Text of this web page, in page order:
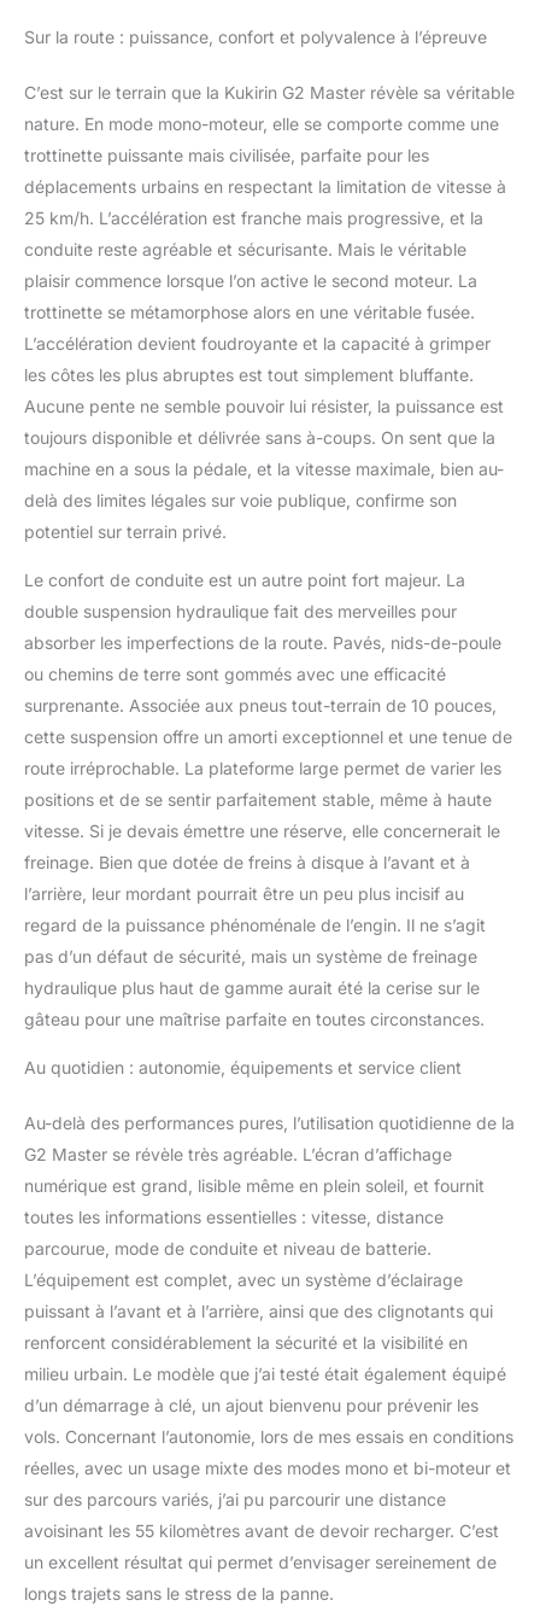
Sur la route : puissance, confort et polyvalence à l’épreuve
C’est sur le terrain que la Kukirin G2 Master révèle sa véritable
nature. En mode mono-moteur, elle se comporte comme une
trottinette puissante mais civilisée, parfaite pour les
déplacements urbains en respectant la limitation de vitesse à
25 km/h. L’accélération est franche mais progressive, et la
conduite reste agréable et sécurisante. Mais le véritable
plaisir commence lorsque l’on active le second moteur. La
trottinette se métamorphose alors en une véritable fusée.
L’accélération devient foudroyante et la capacité à grimper
les côtes les plus abruptes est tout simplement bluffante.
Aucune pente ne semble pouvoir lui résister, la puissance est
toujours disponible et délivrée sans à-coups. On sent que la
machine en a sous la pédale, et la vitesse maximale, bien au-
delà des limites légales sur voie publique, confirme son
potentiel sur terrain privé.
Le confort de conduite est un autre point fort majeur. La
double suspension hydraulique fait des merveilles pour
absorber les imperfections de la route. Pavés, nids-de-poule
ou chemins de terre sont gommés avec une efficacité
surprenante. Associée aux pneus tout-terrain de 10 pouces,
cette suspension offre un amorti exceptionnel et une tenue de
route irréprochable. La plateforme large permet de varier les
positions et de se sentir parfaitement stable, même à haute
vitesse. Si je devais émettre une réserve, elle concernerait le
freinage. Bien que dotée de freins à disque à l’avant et à
l’arrière, leur mordant pourrait être un peu plus incisif au
regard de la puissance phénoménale de l’engin. Il ne s’agit
pas d’un défaut de sécurité, mais un système de freinage
hydraulique plus haut de gamme aurait été la cerise sur le
gâteau pour une maîtrise parfaite en toutes circonstances.
Au quotidien : autonomie, équipements et service client
Au-delà des performances pures, l’utilisation quotidienne de la
G2 Master se révèle très agréable. L’écran d’affichage
numérique est grand, lisible même en plein soleil, et fournit
toutes les informations essentielles : vitesse, distance
parcourue, mode de conduite et niveau de batterie.
L’équipement est complet, avec un système d’éclairage
puissant à l’avant et à l’arrière, ainsi que des clignotants qui
renforcent considérablement la sécurité et la visibilité en
milieu urbain. Le modèle que j’ai testé était également équipé
d’un démarrage à clé, un ajout bienvenu pour prévenir les
vols. Concernant l’autonomie, lors de mes essais en conditions
réelles, avec un usage mixte des modes mono et bi-moteur et
sur des parcours variés, j’ai pu parcourir une distance
avoisinant les 55 kilomètres avant de devoir recharger. C’est
un excellent résultat qui permet d’envisager sereinement de
longs trajets sans le stress de la panne.